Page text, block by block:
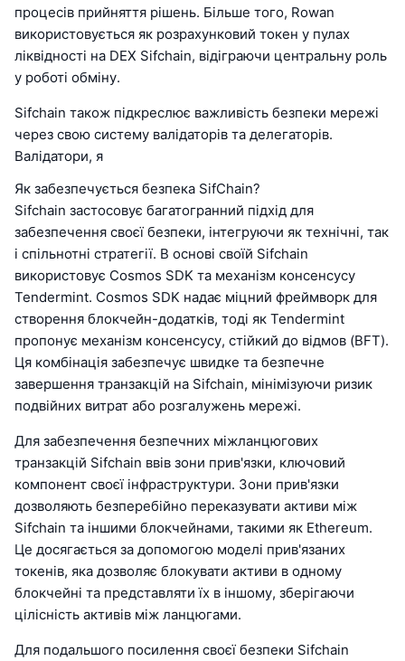
процесів прийняття рішень. Більше того, Rowan
використовується як розрахунковий токен у пулах
ліквідності на DEX Sifchain, відіграючи центральну роль
у роботі обміну.
Sifchain також підкреслює важливість безпеки мережі
через свою систему валідаторів та делегаторів.
Валідатори, я
Як забезпечується безпека SifChain?
Sifchain застосовує багатогранний підхід для
забезпечення своєї безпеки, інтегруючи як технічні, так
і спільнотні стратегії. В основі своїй Sifchain
використовує Cosmos SDK та механізм консенсусу
Tendermint. Cosmos SDK надає міцний фреймворк для
створення блокчейн-додатків, тоді як Tendermint
пропонує механізм консенсусу, стійкий до відмов (BFT).
Ця комбінація забезпечує швидке та безпечне
завершення транзакцій на Sifchain, мінімізуючи ризик
подвійних витрат або розгалужень мережі.
Для забезпечення безпечних міжланцюгових
транзакцій Sifchain ввів зони прив'язки, ключовий
компонент своєї інфраструктури. Зони прив'язки
дозволяють безперебійно переказувати активи між
Sifchain та іншими блокчейнами, такими як Ethereum.
Це досягається за допомогою моделі прив'язаних
токенів, яка дозволяє блокувати активи в одному
блокчейні та представляти їх в іншому, зберігаючи
цілісність активів між ланцюгами.
Для подальшого посилення своєї безпеки Sifchain